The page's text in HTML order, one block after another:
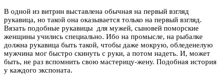
В одной из витрин выставлена обычная на первый взгляд
рукавица, но такой она оказывается только на первый взгляд.
Вязать подобные рукавицы для мужей, сыновей поморские
женщины учились специально. Ибо на промысле, на рыбалке
должна рукавица быть такой, чтобы даже мокрую, обледенелую
мужчина мог быстро скинуть с руки, а потом надеть. И, может
быть, не раз вспомнить свою мастерицу-жену. Подобная история
у каждого экспоната.